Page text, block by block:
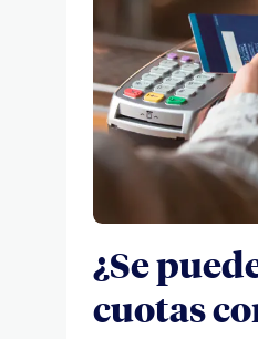
¿Se
cuotas